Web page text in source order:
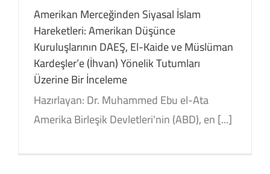
Amerikan Merceğinden Siyasal İslam
Hareketleri: Amerikan Düşünce
Kuruluşlarının DAEŞ, El-Kaide ve Müslüman
Kardeşler’e (İhvan) Yönelik Tutumları
Üzerine Bir İnceleme
Hazırlayan: Dr. Muhammed Ebu el-Ata
Amerika Birleşik Devletleri'nin (ABD), en [...]